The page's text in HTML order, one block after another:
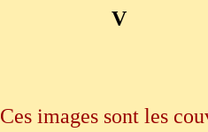
V
Ces images sont les